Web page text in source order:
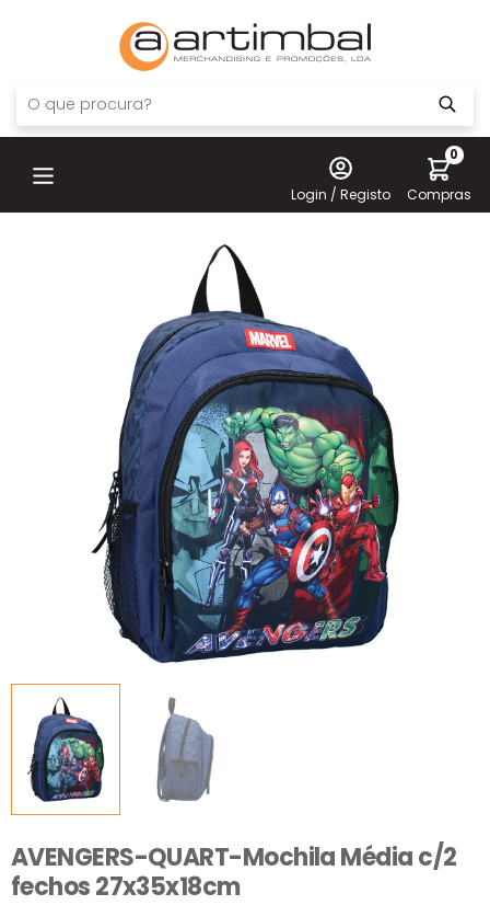
Login / Registo
0
Compras
AVENGERS-QUART-Mochila Média c/2
fechos 27x35x18cm